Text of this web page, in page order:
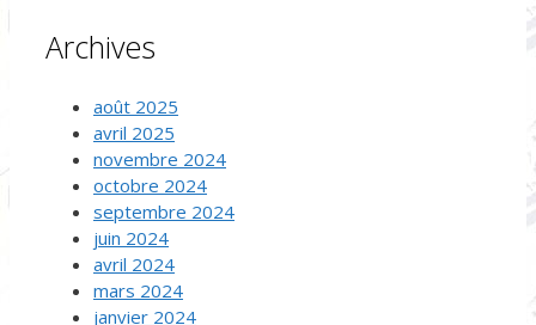
Archives
août 2025
avril 2025
novembre 2024
octobre 2024
septembre 2024
juin 2024
avril 2024
mars 2024
janvier 2024